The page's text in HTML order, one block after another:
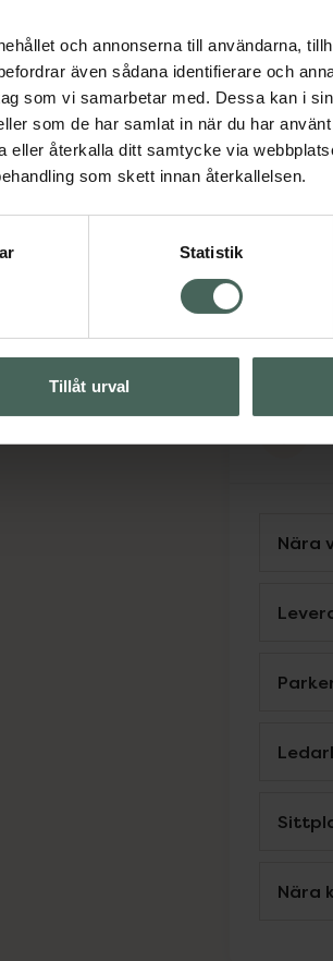
och annonserna till användarna,
även sådana identifierare och
som vi samarbetar med. Dessa kan i
som de har samlat in när du har
återkalla ditt samtycke via
som skett innan återkallelsen.
Statistik
Tillåt urval
Tänk
finns
Nära
Nära